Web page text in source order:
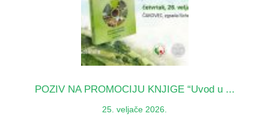
POZIV NA PROMOCIJU KNJIGE “Uvod u ...
25. veljače 2026.